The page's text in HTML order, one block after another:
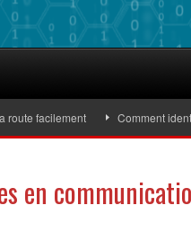
facilement Comment
en